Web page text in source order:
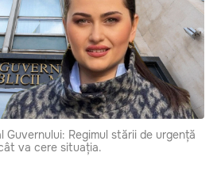
Regimul stării de urgență
va cere situația.